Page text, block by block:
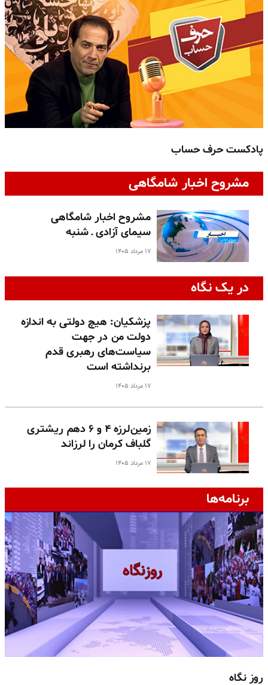
پادکست حرف حساب
مشروح اخبار شامگاهی
مشروح اخبار شامگاهی
سیمای آزادی ـ شنبه
۱۷ مرداد ۱۴۰۵
در یک نگاه
پزشکیان: هیچ دولتی به اندازه
دولت من در جهت
سیاست‌های رهبری قدم
برنداشته است
۱۷ مرداد ۱۴۰۵
زمین‌لرزه ۴ و ۶ دهم ریشتری
گلباف کرمان را لرزاند
۱۷ مرداد ۱۴۰۵
برنامه‌ها
روز نگاه